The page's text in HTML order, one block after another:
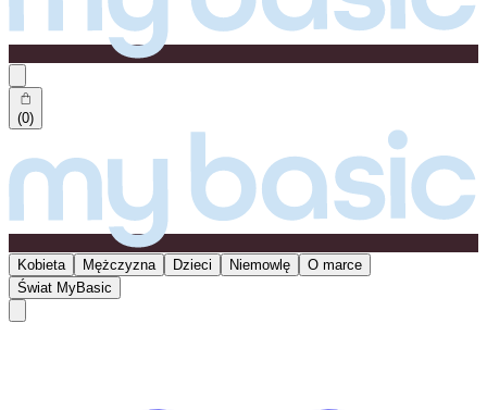
(0)
Kobieta Mężczyzna Dzieci Niemowlę
O marce
Świat MyBasic